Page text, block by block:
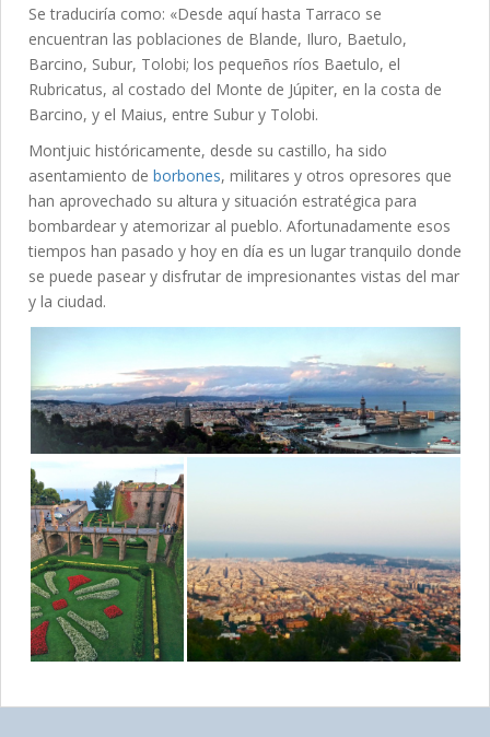
Se traduciría como: «Desde aquí hasta Tarraco se
encuentran las poblaciones de Blande, Iluro, Baetulo,
Barcino, Subur, Tolobi; los pequeños ríos Baetulo, el
Rubricatus, al costado del Monte de Júpiter, en la costa de
Barcino, y el Maius, entre Subur y Tolobi.
Montjuic históricamente, desde su castillo, ha sido
asentamiento de borbones, militares y otros opresores que
han aprovechado su altura y situación estratégica para
bombardear y atemorizar al pueblo. Afortunadamente esos
tiempos han pasado y hoy en día es un lugar tranquilo donde
se puede pasear y disfrutar de impresionantes vistas del mar
y la ciudad.